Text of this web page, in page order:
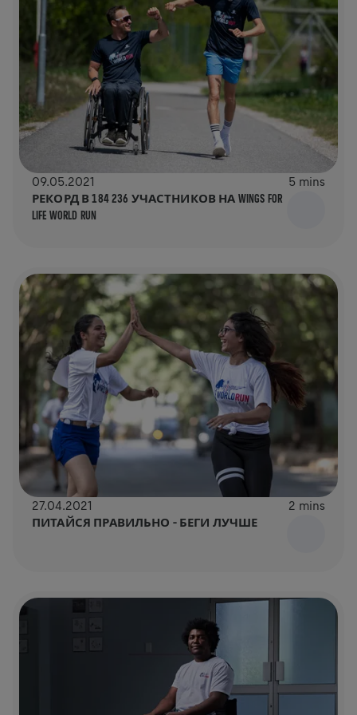
09.05.2021 5 mins
РЕКОРД В 184 236 УЧАСТНИКОВ НА WINGS FOR
LIFE WORLD RUN
27.04.2021 2 mins
ПИТАЙСЯ ПРАВИЛЬНО – БЕГИ ЛУЧШЕ